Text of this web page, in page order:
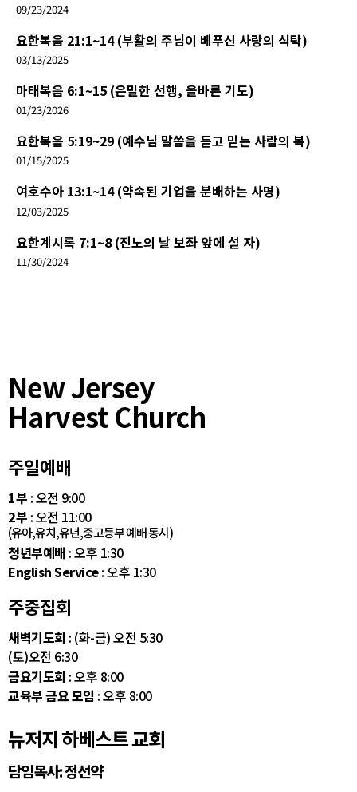
09/23/2024
요한복음 21:1~14 (부활의 주님이 베푸신 사랑의 식탁)
03/13/2025
마태복음 6:1~15 (은밀한 선행, 올바른 기도)
01/23/2026
요한복음 5:19~29 (예수님 말씀을 듣고 믿는 사람의 복)
01/15/2025
여호수아 13:1~14 (약속된 기업을 분배하는 사명)
12/03/2025
요한계시록 7:1~8 (진노의 날 보좌 앞에 설 자)
11/30/2024
New Jersey
Harvest Church
주일예배
1부 : 오전 9:00
2부 : 오전 11:00
(유아,유치,유년,중고등부 예배 동시)
청년부예배 : 오후 1:30
English Service: 오후 1:30
주중집회
새벽기도회 : (화-금) 오전 5:30
(토)오전 6:30
금요기도회 : 오후 8:00
교육부 금요 모임 : 오후 8:00
뉴저지 하베스트 교회
담임목사: 정선약